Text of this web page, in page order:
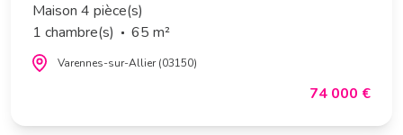
Maison 4 pièce(s)
1 chambre(s)
65 m²
Varennes-sur-Allier (03150)
74 000 €